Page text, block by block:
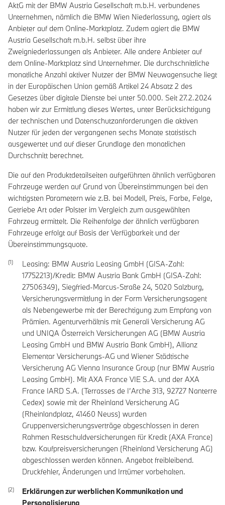
AktG mit der BMW Austria Gesellschaft m.b.H. verbundenes
Unternehmen, nämlich die BMW Wien Niederlassung, agiert als
Anbieter auf dem Online-Marktplatz. Zudem agiert die BMW
Austria Gesellschaft m.b.H. selbst über ihre
Zweigniederlassungen als Anbieter. Alle andere Anbieter auf
dem Online-Marktplatz sind Unternehmer. Die durchschnittliche
monatliche Anzahl aktiver Nutzer der BMW Neuwagensuche liegt
in der Europäischen Union gemäß Artikel 24 Absatz 2 des
Gesetzes über digitale Dienste bei unter 50.000. Seit 27.2.2024
haben wir zur Ermittlung dieses Wertes, unter Berücksichtigung
der technischen und Datenschutzanforderungen die aktiven
Nutzer für jeden der vergangenen sechs Monate statistisch
ausgewertet und auf dieser Grundlage den monatlichen
Durchschnitt berechnet.
Die auf den Produktdetailseiten aufgeführten ähnlich verfügbaren
Fahrzeuge werden auf Grund von Übereinstimmungen bei den
wichtigsten Parametern wie z.B. bei Modell, Preis, Farbe, Felge,
Getriebe Art oder Polster im Vergleich zum ausgewählten
Fahrzeug ermittelt. Die Reihenfolge der ähnlich verfügbaren
Fahrzeuge erfolgt auf Basis der Verfügbarkeit und der
Übereinstimmungsquote.
Leasing: BMW Austria Leasing GmbH (GISA-Zahl:
17752213)/Kredit: BMW Austria Bank GmbH (GISA-Zahl:
27506349), Siegfried-Marcus-Straße 24, 5020 Salzburg,
Versicherungsvermittlung in der Form Versicherungsagent
als Nebengewerbe mit der Berechtigung zum Empfang von
Prämien. Agenturverhältnis mit Generali Versicherung AG
und UNIQA Österreich Versicherungen AG (BMW Austria
Leasing GmbH und BMW Austria Bank GmbH), Allianz
Elementar Versicherungs-AG und Wiener Städtische
Versicherung AG Vienna Insurance Group (nur BMW Austria
Leasing GmbH). Mit AXA France VIE S.A. und der AXA
France IARD S.A. (Terrasses de I’Arche 313, 92727 Nanterre
Cedex) sowie mit der Rheinland Versicherung AG
(Rheinlandplatz, 41460 Neuss) wurden
Gruppenversicherungsverträge abgeschlossen in deren
Rahmen Restschuldversicherungen für Kredit (AXA France)
bzw. Kaufpreisversicherungen (Rheinland Versicherung AG)
abgeschlossen werden können. Angebot freibleibend.
Druckfehler, Änderungen und Irrtümer vorbehalten.
Erklärungen zur werblichen Kommunikation und
Personalisierung